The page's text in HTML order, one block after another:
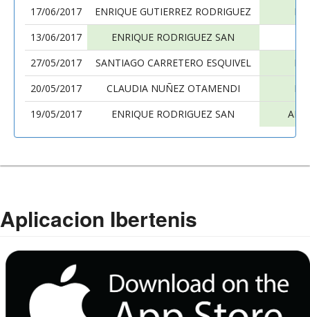
17/06/2017 ENRIQUE GUTIERREZ RODRIGUEZ
13/06/2017
ENRIQUE RODRIGUEZ SAN
27/05/2017
SANTIAGO CARRETERO ESQUIVEL
20/05/2017
CLAUDIA NUÑEZ OTAMENDI
19/05/2017
ENRIQUE RODRIGUEZ SAN
Aplicacion Ibertenis